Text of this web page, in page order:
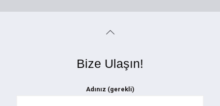
Bize Ulaşın!
Adınız (gerekli)